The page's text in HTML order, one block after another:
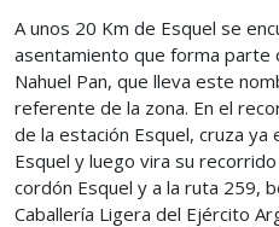
A unos 20 Km de Esquel se
asentamiento que forma parte
Nahuel Pan, que lleva este
referente de la zona. En el
de la estación Esquel, cruza
Esquel y luego vira su
cordón Esquel y a la ruta 259,
Caballería Ligera del Ejército